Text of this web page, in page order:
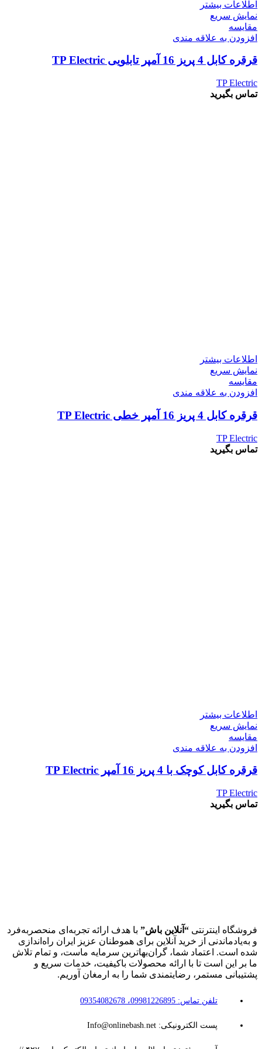
اطلاعات بیشتر
نمایش سریع
مقايسه
افزودن به علاقه مندی
قرقره کابل 4 پریز 16 آمپر تابلویی TP Electric
TP Electric
تماس بگیرید
اطلاعات بیشتر
نمایش سریع
مقايسه
افزودن به علاقه مندی
قرقره کابل 4 پریز 16 آمپر خطی TP Electric
TP Electric
تماس بگیرید
اطلاعات بیشتر
نمایش سریع
مقايسه
افزودن به علاقه مندی
قرقره کابل کوچک با 4 پریز 16 آمپر TP Electric
TP Electric
تماس بگیرید
فروشگاه اینترنتی “آنلاین باش” با هدف ارائه تجربه‌ای منحصربه‌فرد
و به‌یادماندنی از خرید آنلاین برای هموطنان عزیز ایران راه‌اندازی
شده است. اعتماد شما، گران‌بهاترین سرمایه ماست، و تمام تلاش
ما بر این است تا با ارائه محصولات باکیفیت، خدمات سریع و
پشتیبانی مستمر، رضایتمندی شما را به ارمغان آوریم.
تلفن تماس: 09981226895، 09354082678
پست الکترونیکی: Info@onlinebash.net